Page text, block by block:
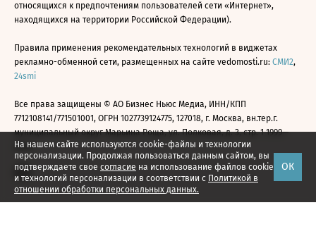
На нашем сайте используются cookie-файлы и технологии
персонализации. Продолжая пользоваться данным сайтом, вы
подтверждаете свое согласие на использование файлов cookie
и технологий персонализации в соответствии с Политикой в
отношении обработки персональных данных.
ОК
относящихся к предпочтениям пользователей сети «Интернет»,
находящихся на территории Российской Федерации).
Правила применения рекомендательных технологий в виджетах
рекламно-обменной сети, размещенных на сайте vedomosti.ru: СМИ2,
24smi
Все права защищены © АО Бизнес Ньюс Медиа, ИНН/КПП
7712108141/771501001, ОГРН 1027739124775, 127018, г. Москва, вн.тер.г.
муниципальный округ Марьина Роща, ул. Полковая, д. 3, стр. 1 1999—
2026